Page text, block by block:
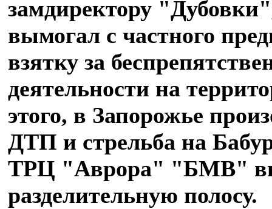
замдиректору
вымогал с частного
взятку за
деятельности на
этого, в Запорожье
ДТП и стрельба на
ТРЦ "Аврора" "БМВ"
разделительную полосу.